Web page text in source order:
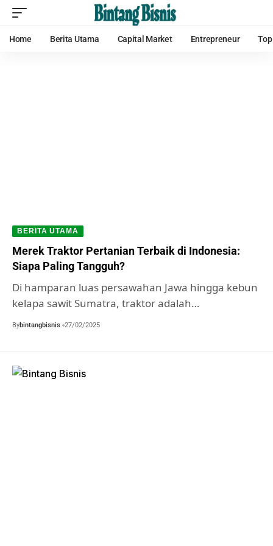
Home Berita Utama Capital Market Entrepreneur
BERITA UTAMA
Merek Traktor Pertanian Terbaik di Indonesia:
Siapa Paling Tangguh?
Di hamparan luas persawahan Jawa hingga kebun
kelapa sawit Sumatra, traktor adalah…
Bybintangbisnis 27/02/2025